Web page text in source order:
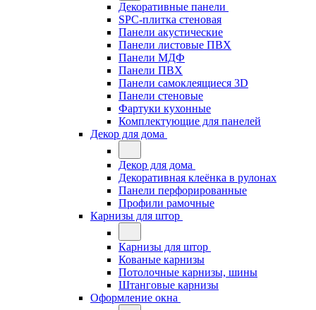
Декоративные панели
SPC-плитка стеновая
Панели акустические
Панели листовые ПВХ
Панели МДФ
Панели ПВХ
Панели самоклеящиеся 3D
Панели стеновые
Фартуки кухонные
Комплектующие для панелей
Декор для дома
Декор для дома
Декоративная клеёнка в рулонах
Панели перфорированные
Профили рамочные
Карнизы для штор
Карнизы для штор
Кованые карнизы
Потолочные карнизы, шины
Штанговые карнизы
Оформление окна